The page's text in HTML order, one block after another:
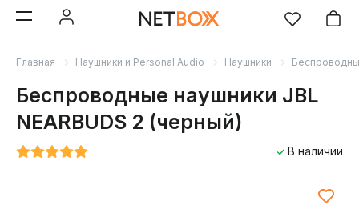
Главная Наушники и Personal Audio Наушники
Беспроводные наушники JBL
NEARBUDS 2 (черный)
В наличии